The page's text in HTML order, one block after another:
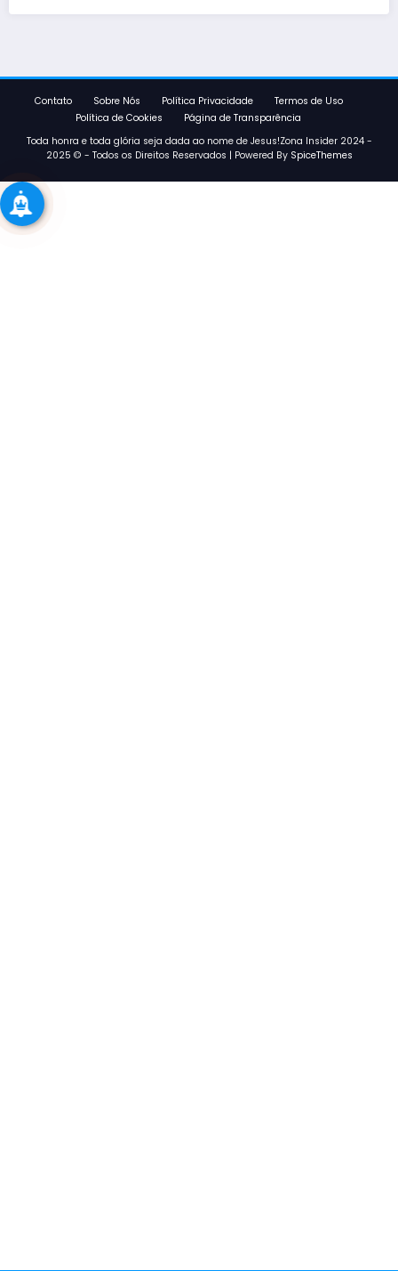
Contato Sobre Nós Política Privacidade
Termos de Uso
Política de Cookies
Página de Transparência
Toda honra e toda glória seja dada ao nome de Jesus!Zona Insider 2024 -
2025 © - Todos os Direitos Reservados | Powered By SpiceThemes